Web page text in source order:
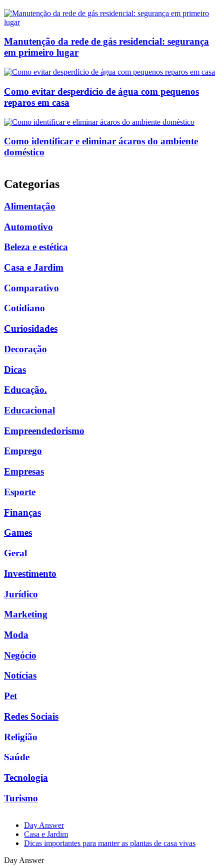
Manutenção da rede de gás residencial: segurança
em primeiro lugar
Como evitar desperdício de água com pequenos
reparos em casa
Como identificar e eliminar ácaros do ambiente
doméstico
Categorias
Alimentação
Automotivo
Beleza e estética
Casa e Jardim
Comparativo
Cotidiano
Curiosidades
Decoração
Dicas
Educação.
Educacional
Empreendedorismo
Emprego
Empresas
Esporte
Finanças
Games
Geral
Investimento
Jurídico
Marketing
Moda
Negócio
Notícias
Pet
Redes Sociais
Religião
Saúde
Tecnologia
Turismo
Day Answer
Casa e Jardim
Dicas importantes para manter as plantas de casa vivas
Day Answer